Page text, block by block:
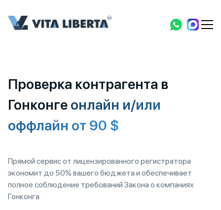
Проверка контрагента в
Гонконге онлайн и/или
оффлайн от 90 $
Прямой сервис от лицензированного регистратора
экономит до 50% вашего бюджета и обеспечивает
полное соблюдение требований Закона о компаниях
Гонконга